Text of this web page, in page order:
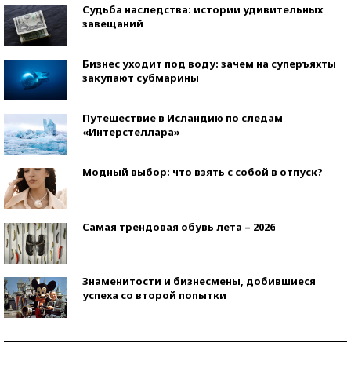
Судьба наследства: истории удивительных
завещаний
Бизнес уходит под воду: зачем на суперъяхты
закупают субмарины
Путешествие в Исландию по следам
«Интерстеллара»
Модный выбор: что взять с собой в отпуск?
Самая трендовая обувь лета – 2026
Знаменитости и бизнесмены, добившиеся
успеха со второй попытки